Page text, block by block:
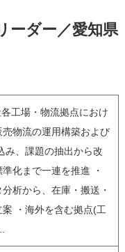
ーダー／愛知県
工場・物流拠点におけ
物流の運用構築および
み、課題の抽出から改
化まで一連を推進 ・
析から、在庫・搬送・
・海外を含む拠点(工